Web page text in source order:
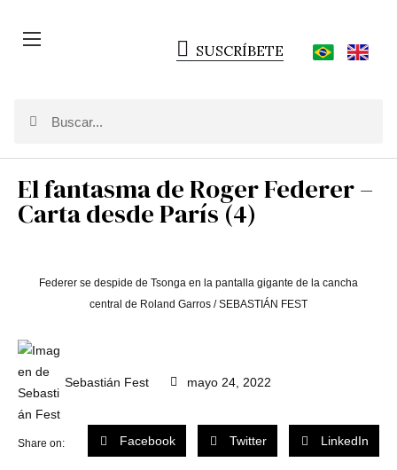
SUSCRÍBETE
El fantasma de Roger Federer –
Carta desde París (4)
Federer se despide de Tsonga en la pantalla gigante de la cancha
central de Roland Garros / SEBASTIÁN FEST
Sebastián Fest mayo 24, 2022
Share on: Facebook Twitter LinkedIn